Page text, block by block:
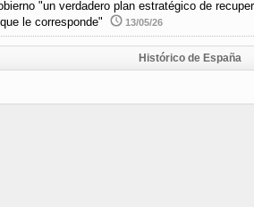
"un verdadero plan estratégico de
le corresponde"
13/05/26
Histórico de España